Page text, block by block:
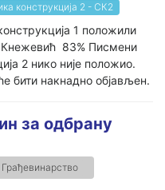
конструкција 2 - СК2
1 положили
83% Писмени
2 нико није положио.
бити накнадно објављен.
за одбрану
Грађевинарство